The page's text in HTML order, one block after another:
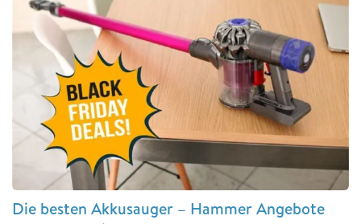
Die besten Akkusauger – Hammer Angebote